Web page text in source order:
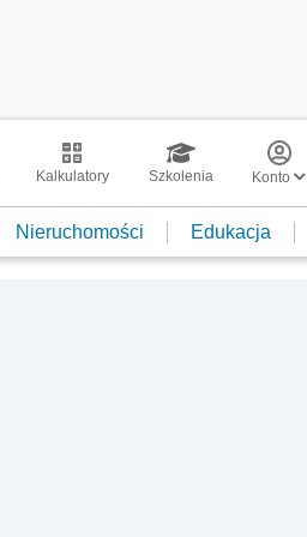
Kalkulatory Szkolenia Konto
Nieruchomości Edukacja